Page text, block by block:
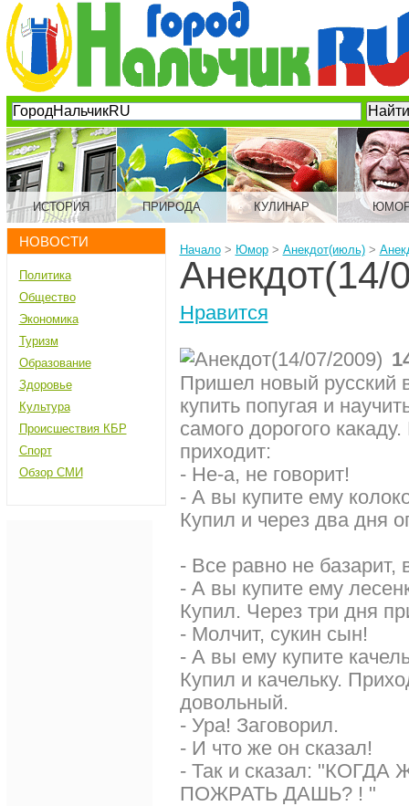
ИСТОРИЯ ПРИРОДА КУЛИНАР
НОВОСТИ
Политика
Общество
Экономика
Туризм
Образование
Здоровье
Культура
Происшествия КБР
Спорт
Обзор СМИ
Начало> Юмор> Анекдот(июль)>
Анекдот(14/
Нравится
Пришел новый русский
купить попугая и
самого дорогого
приходит:
- Не-а, не говорит!
- А вы купите ему
Купил и через два дня
- Все равно не базарит,
- А вы купите ему
Купил. Через три дня
- Молчит, сукин сын!
- А вы ему купите
Купил и качельку.
довольный.
- Ура! Заговорил.
- И что же он сказал!
- Так и сказал:
ПОЖРАТЬ ДАШЬ? ! "